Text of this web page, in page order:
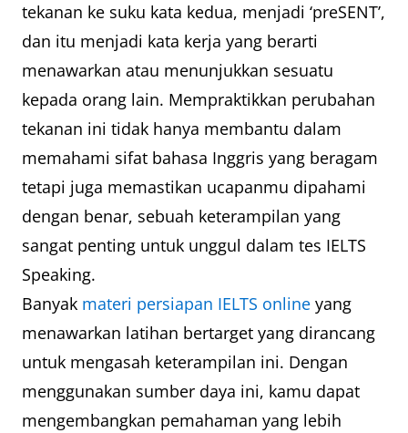
tekanan ke suku kata kedua, menjadi ‘preSENT’,
dan itu menjadi kata kerja yang berarti
menawarkan atau menunjukkan sesuatu
kepada orang lain. Mempraktikkan perubahan
tekanan ini tidak hanya membantu dalam
memahami sifat bahasa Inggris yang beragam
tetapi juga memastikan ucapanmu dipahami
dengan benar, sebuah keterampilan yang
sangat penting untuk unggul dalam tes IELTS
Speaking.
Banyak materi persiapan IELTS online yang
menawarkan latihan bertarget yang dirancang
untuk mengasah keterampilan ini. Dengan
menggunakan sumber daya ini, kamu dapat
mengembangkan pemahaman yang lebih